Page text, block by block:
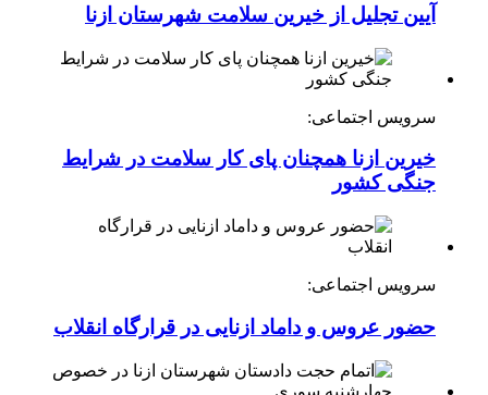
آیین تجلیل از خیرین سلامت شهرستان ازنا
سرویس اجتماعی:
خیرین ازنا همچنان پای کار سلامت در شرایط
جنگی کشور
سرویس اجتماعی:
حضور عروس و داماد ازنایی در قرارگاه انقلاب